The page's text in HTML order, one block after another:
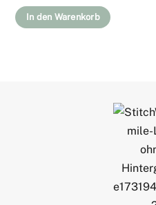
In den Warenkorb